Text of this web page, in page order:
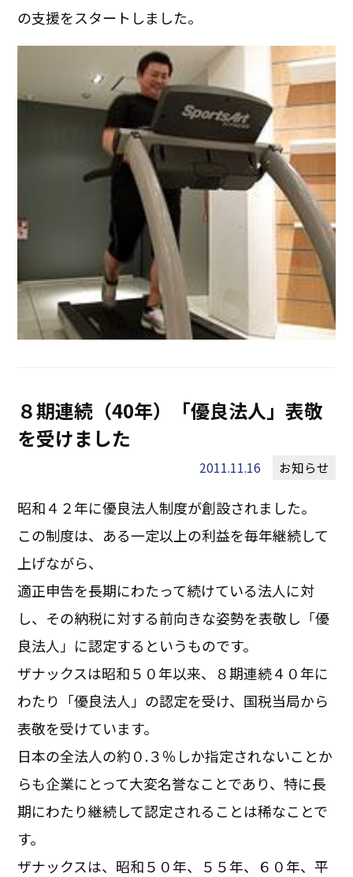
の支援をスタートしました。
８期連続（40年）「優良法人」表敬
を受けました
2011.11.16 お知らせ
昭和４２年に優良法人制度が創設されました。
この制度は、ある一定以上の利益を毎年継続して
上げながら、
適正申告を長期にわたって続けている法人に対
し、その納税に対する前向きな姿勢を表敬し「優
良法人」に認定するというものです。
ザナックスは昭和５０年以来、８期連続４０年に
わたり「優良法人」の認定を受け、国税当局から
表敬を受けています。
日本の全法人の約０.３％しか指定されないことか
らも企業にとって大変名誉なことであり、特に長
期にわたり継続して認定されることは稀なことで
す。
ザナックスは、昭和５０年、５５年、６０年、平